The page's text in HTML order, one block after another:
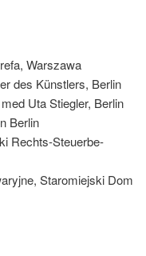
Warszawa
des Künstlers, Berlin
Uta Stiegler, Berlin
Berlin
Rechts-Steuerbe-
Staromiejski Dom